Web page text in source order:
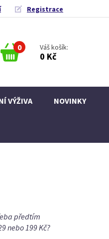
Registrace
0 Váš košík:
0 Kč
VÝŽIVA NOVINKY
předtím
nebo 199 Kč?